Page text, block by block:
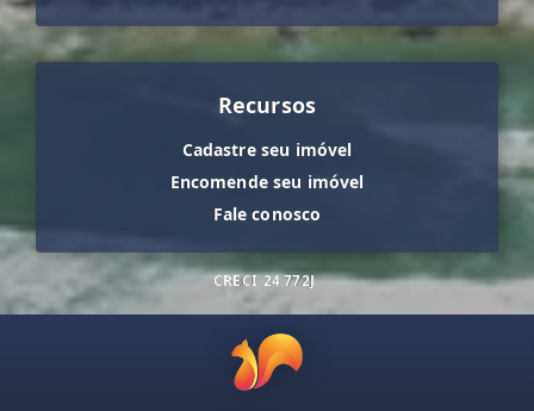
Recursos
Cadastre seu imóvel
Encomende seu imóvel
Fale conosco
CRECI 24.772J